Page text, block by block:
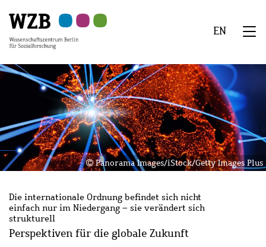
Hauptinhalt
springen
Navigation
springen
Suche
springen
Sekundärnavigation
springen
Fußzeile
springen
EN
Menü
Panorama Images/iStock/Getty Images Plus
Die internationale Ordnung befindet sich nicht
einfach nur im Niedergang – sie verändert sich
strukturell
Perspektiven für die globale Zukunft